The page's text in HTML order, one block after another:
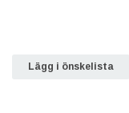
Lägg i önskelista